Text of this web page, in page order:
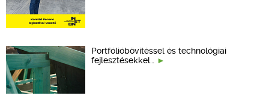
Portfólióbővítéssel és technológiai
fejlesztésekkel…